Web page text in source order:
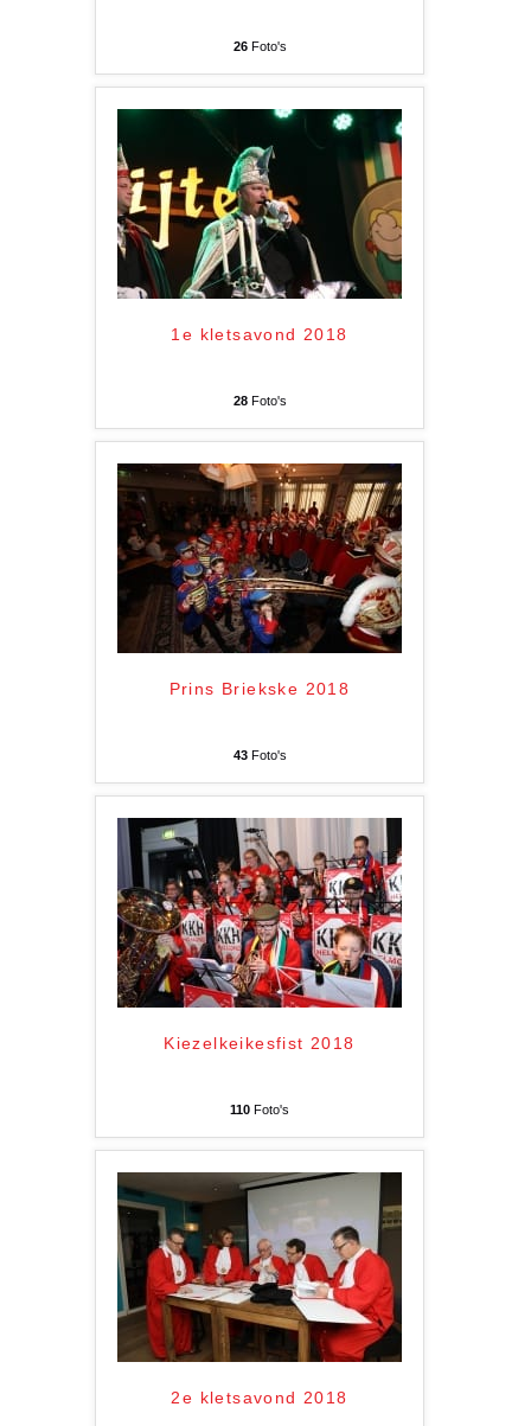
26Foto's
1e kletsavond 2018
28Foto's
Prins Briekske 2018
43Foto's
Kiezelkeikesfist 2018
110 Foto's
2e kletsavond 2018